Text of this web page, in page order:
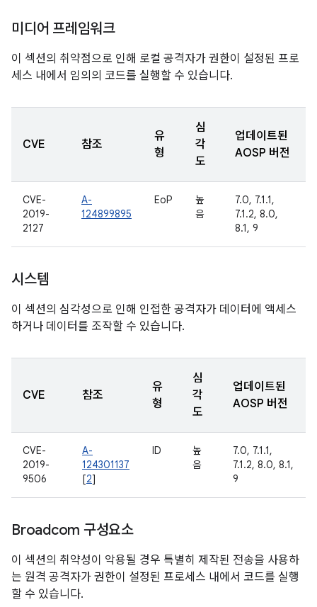
미디어 프레임워크
이 섹션의 취약점으로 인해 로컬 공격자가 권한이 설정된 프로
세스 내에서 임의의 코드를 실행할 수 있습니다.
CVE 참조
유
형
심
각
도
업데이트된
AOSP 버전
CVE-
2019-
2127
A-
124899895
EoP
높
음
7.0, 7.1.1,
7.1.2, 8.0,
8.1, 9
시스템
이 섹션의 심각성으로 인해 인접한 공격자가 데이터에 액세스
하거나 데이터를 조작할 수 있습니다.
CVE 참조
유
형
심
각
도
업데이트된
AOSP 버전
CVE-
2019-
9506
A-
124301137
[2]
ID
높
음
7.0, 7.1.1,
7.1.2, 8.0, 8.1,
9
Broadcom 구성요소
이 섹션의 취약성이 악용될 경우 특별히 제작된 전송을 사용하
는 원격 공격자가 권한이 설정된 프로세스 내에서 코드를 실행
할 수 있습니다.